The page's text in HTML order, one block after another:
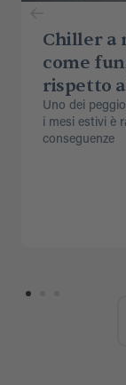
Chiller a
come
rispetto
Uno dei
i mesi estivi è
conseguenze